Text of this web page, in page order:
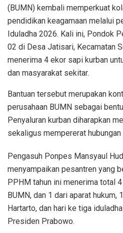
(BUMN) kembali memperkuat
pendidikan keagamaan melalui
Iduladha 2026. Kali ini, Pondok
02 di Desa Jatisari, Kecamatan
menerima 4 ekor sapi kurban
dan masyarakat sekitar.
Bantuan tersebut merupakan
perusahaan BUMN sebagai
Penyaluran kurban diharapkan
sekaligus mempererat
Pengasuh Ponpes Mansyaul
menyampaikan pesantren yang
PPHM tahun ini menerima total
BUMN, dan 1 dari aparat hukum,
Hartarto, dan hari ke tiga
Presiden Prabowo.